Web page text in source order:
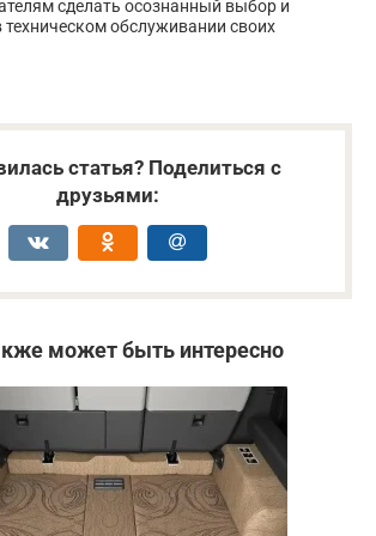
сделать осознанный выбор и
техническом обслуживании своих
статья? Поделиться с
друзьями:
может быть интересно